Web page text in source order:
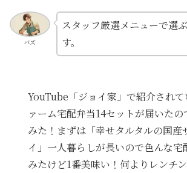
バズ
スタッフ厳選メニューで選
す。
YouTube「ジョイ家」で紹介されて
ァーム宅配弁当14セットが届いたの
みた！まずは「幸せタルタルの国産
イ」一人暮らしが長いので色んな宅
みたけど1番美味い！何よりレンチ